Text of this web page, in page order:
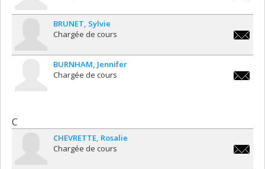
BRUNET Sylvie
Chargée de cours
BURNHAM Jennifer
Chargée de cours
C
CHEVRETTE Rosalie
Chargée de cours